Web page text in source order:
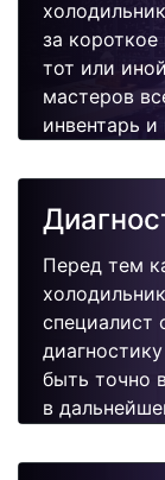
за
тот или
мастеров
инвентарь
быстро,
Перед тем
специалист
быть точно
в
поломок.